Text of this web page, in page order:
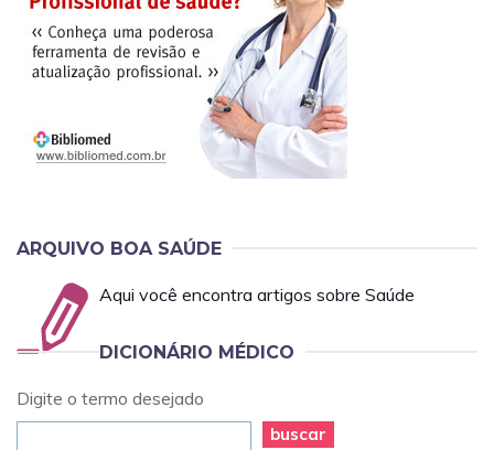
ARQUIVO BOA SAÚDE
Aqui você encontra artigos sobre Saúde
DICIONÁRIO MÉDICO
Digite o termo desejado
buscar